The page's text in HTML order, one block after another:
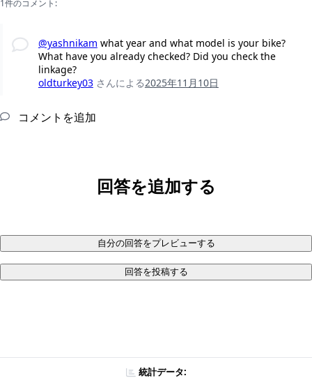
1件のコメント:
@yashnikam what year and what model is your bike?
What have you already checked? Did you check the
linkage?
oldturkey03 さんによる2025年11月10日
コメントを追加
回答を追加する
自分の回答をプレビューする
回答を投稿する
統計データ: